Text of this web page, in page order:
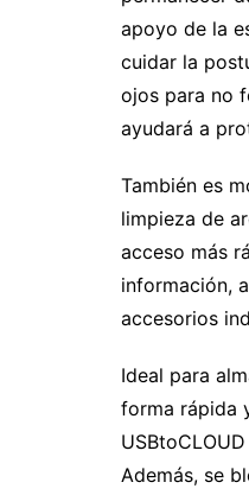
apoyo de la
cuidar la
ojos para no
ayudará a
También es
limpieza de
acceso más
información,
accesorios
Ideal para
forma rápida
Además, se